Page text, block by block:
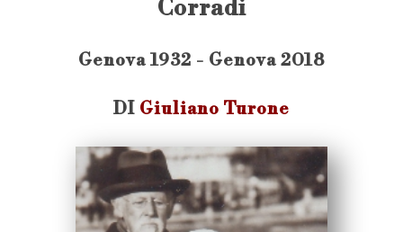
Corradi
Genova 1932 - Genova 2018
DI Giuliano Turone